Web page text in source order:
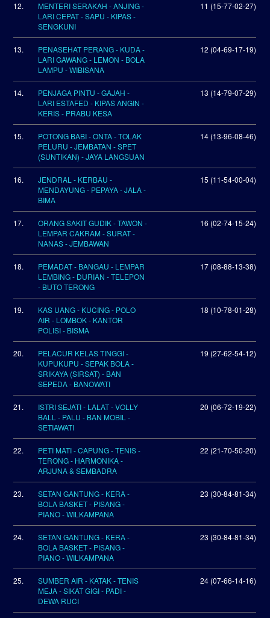
12.
MENTERI SERAKAH - ANJING -
LARI CEPAT - SAPU - KIPAS -
SENGKUNI
11 (15-77-02-27)
13.
PENASEHAT PERANG - KUDA -
LARI GAWANG - LEMON - BOLA
LAMPU - WIBISANA
12 (04-69-17-19)
14.
PENJAGA PINTU - GAJAH -
LARI ESTAFED - KIPAS ANGIN -
KERIS - PRABU KESA
13 (14-79-07-29)
15.
POTONG BABI - ONTA - TOLAK
PELURU - JEMBATAN - SPET
(SUNTIKAN) - JAYA LANGSUAN
14 (13-96-08-46)
16.
JENDRAL - KERBAU -
MENDAYUNG - PEPAYA - JALA -
BIMA
15 (11-54-00-04)
17.
ORANG SAKIT GUDIK - TAWON -
LEMPAR CAKRAM - SURAT -
NANAS - JEMBAWAN
16 (02-74-15-24)
18.
PEMADAT - BANGAU - LEMPAR
LEMBING - DURIAN - TELEPON
- BUTO TERONG
17 (08-88-13-38)
19.
KAS UANG - KUCING - POLO
AIR - LOMBOK - KANTOR
POLISI - BISMA
18 (10-78-01-28)
20.
PELACUR KELAS TINGGI -
KUPUKUPU - SEPAK BOLA -
SRIKAYA (SIRSAT) - BAN
SEPEDA - BANOWATI
19 (27-62-54-12)
21.
ISTRI SEJATI - LALAT - VOLLY
BALL - PALU - BAN MOBIL -
SETIAWATI
20 (06-72-19-22)
22.
PETI MATI - CAPUNG - TENIS -
TERONG - HARMONIKA -
ARJUNA & SEMBADRA
22 (21-70-50-20)
23.
SETAN GANTUNG - KERA -
BOLA BASKET - PISANG -
PIANO - WILKAMPANA
23 (30-84-81-34)
24.
SETAN GANTUNG - KERA -
BOLA BASKET - PISANG -
PIANO - WILKAMPANA
23 (30-84-81-34)
25.
SUMBER AIR - KATAK - TENIS
MEJA - SIKAT GIGI - PADI -
DEWA RUCI
24 (07-66-14-16)